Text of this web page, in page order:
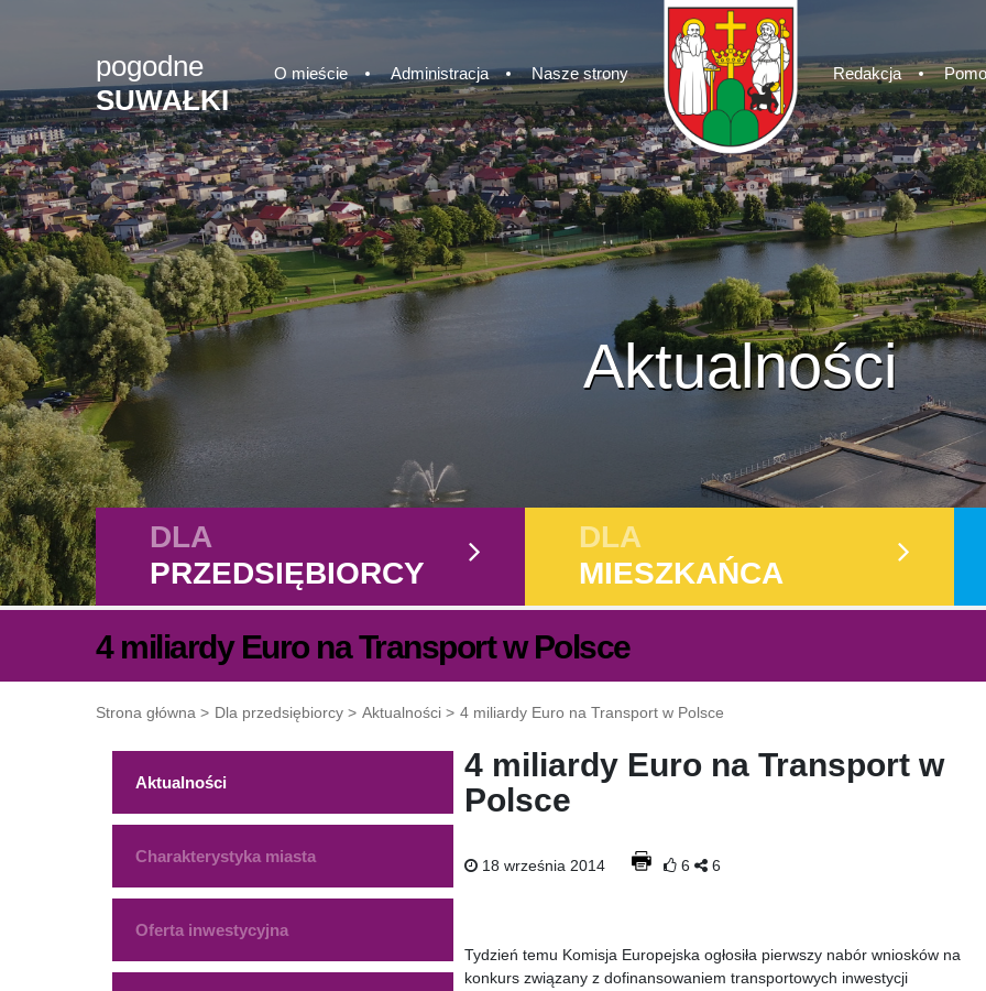
pogodne
SUWAŁKI
O mieście Administracja Nasze strony Redakcja
Aktualności
DLA
PRZEDSIĘBIORCY
DLA
MIESZKAŃCA
4 miliardy Euro na Transport w Polsce
Strona główna Dla przedsiębiorcy Aktualności 4 miliardy Euro na Transport w Polsce
Aktualności
Charakterystyka miasta
Oferta inwestycyjna
4 miliardy Euro na Transport w
Polsce
18 września 2014 6 6
Tydzień temu Komisja Europejska ogłosiła pierwszy nabór wniosków na
konkurs związany z dofinansowaniem transportowych inwestycji